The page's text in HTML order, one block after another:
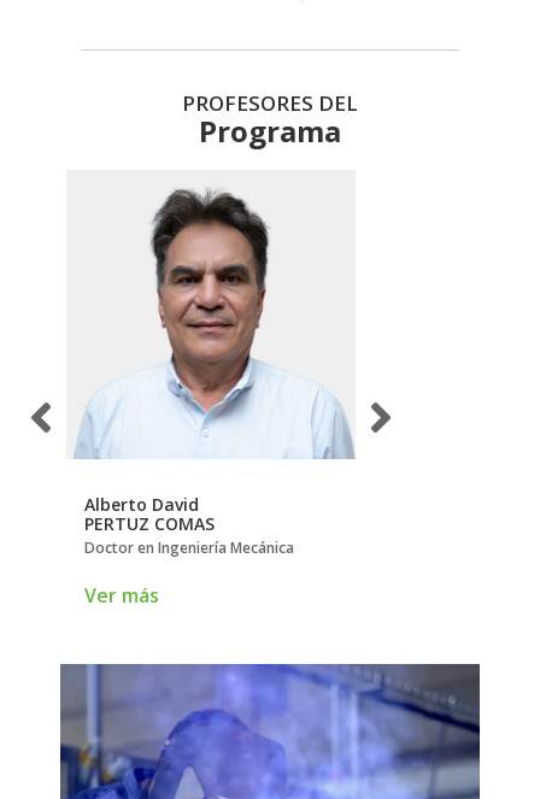
PROFESORES DEL
Programa
Alberto David
PERTUZ COMAS
Doctor en Ingeniería Mecánica
Ver más